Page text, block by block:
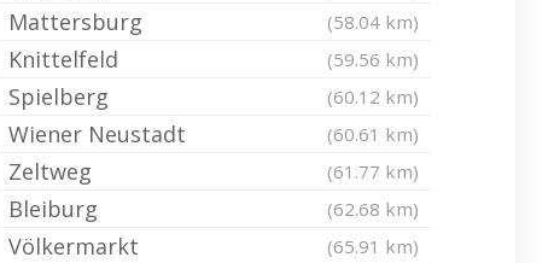
Mattersburg (58.04 km)
Knittelfeld (59.56 km)
Spielberg (60.12 km)
Wiener Neustadt (60.61 km)
Zeltweg (61.77 km)
Bleiburg (62.68 km)
Völkermarkt (65.91 km)